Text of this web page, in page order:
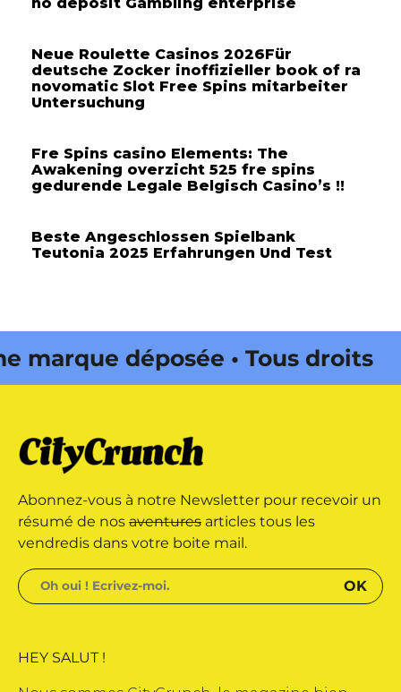
Neue Roulette Casinos 2026Für
deutsche Zocker inoffizieller book of ra
novomatic Slot Free Spins mitarbeiter
Untersuchung
Fre Spins casino Elements: The
Awakening overzicht 525 fre spins
gedurende Legale Belgisch Casino’s !!
Beste Angeschlossen Spielbank
Teutonia 2025 Erfahrungen Und Test
déposée • Tous droits
déposée • Tous droits
par Buena Onda Web •
Abonnez-vous à notre Newsletter pour recevoir un
résumé de nos aventures articles tous les
vendredis dans votre boite mail.
HEY SALUT !